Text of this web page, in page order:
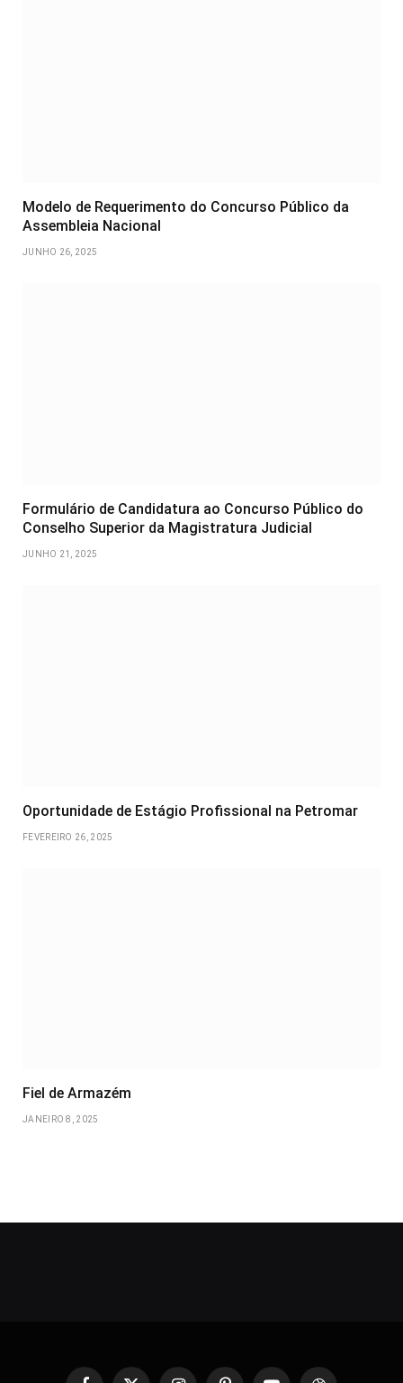
Modelo de Requerimento do Concurso Público da
Assembleia Nacional
JUNHO 26, 2025
Formulário de Candidatura ao Concurso Público do
Conselho Superior da Magistratura Judicial
JUNHO 21, 2025
Oportunidade de Estágio Profissional na Petromar
FEVEREIRO 26, 2025
Fiel de Armazém
JANEIRO 8, 2025